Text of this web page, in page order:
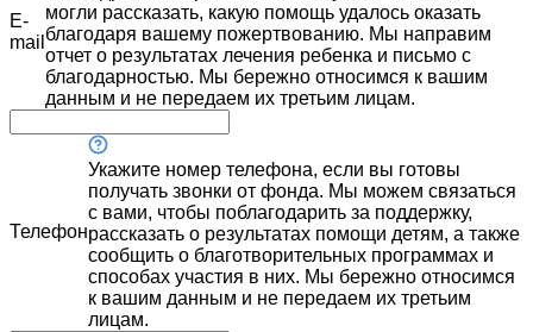
E-
mail
могли рассказать, какую помощь удалось оказать
благодаря вашему пожертвованию. Мы направим
отчет о результатах лечения ребенка и письмо с
благодарностью. Мы бережно относимся к вашим
данным и не передаем их третьим лицам.
Телефон
Укажите номер телефона, если вы готовы
получать звонки от фонда. Мы можем связаться
с вами, чтобы поблагодарить за поддержку,
рассказать о результатах помощи детям, а также
сообщить о благотворительных программах и
способах участия в них. Мы бережно относимся
к вашим данным и не передаем их третьим
лицам.